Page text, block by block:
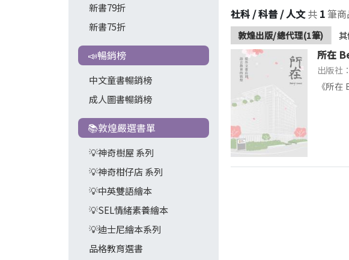
新書79折
新書75折
📣暢銷榜
中文童書暢銷榜
成人圖書暢銷榜
📚敦煌嚴選書單
💡神奇樹屋 系列
💡神奇柑仔店 系列
💡中英雙語繪本
💡SEL情緒素養繪本
💡迪士尼繪本系列
品格教育選書
社科 / 科普 / 人文 共 1筆商
敦煌出版/總代理(1筆)
所在
出版社
《所